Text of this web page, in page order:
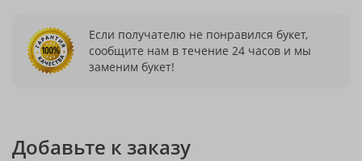
Если получателю не понравился букет,
сообщите нам в течение 24 часов и мы
заменим букет!
Добавьте к заказу